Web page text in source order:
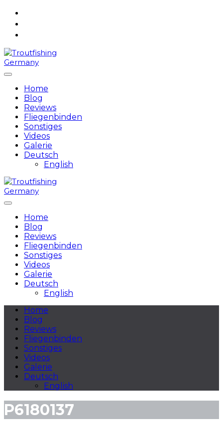
Skip
Home
Blog
Reviews
Fliegenbinden
Sonstiges
Videos
Galerie
Deutsch
English
Home
Blog
Reviews
Fliegenbinden
Sonstiges
Videos
Galerie
Deutsch
English
Home
Blog
Reviews
Fliegenbinden
Sonstiges
Videos
Galerie
Deutsch
English
P6180137